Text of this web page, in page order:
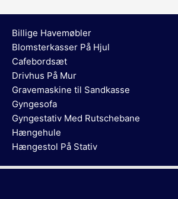
Billige Havemøbler
Blomsterkasser På Hjul
Cafebordsæt
Drivhus På Mur
Gravemaskine til Sandkasse
Gyngesofa
Gyngestativ Med Rutschebane
Hængehule
Hængestol På Stativ